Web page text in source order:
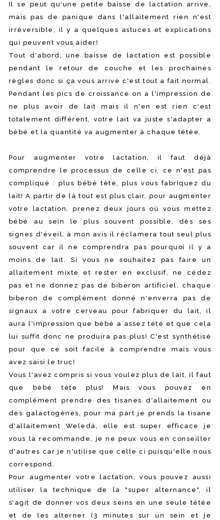
Il se peut qu'une petite baisse de lactation arrive,
mais pas de panique dans l'allaitement rien n'est
irréversible, il y a quelques astuces et explications
qui peuvent vous aider!
Tout d'abord, une baisse de lactation est possible
pendant le retour de couche et les prochaines
règles donc si ça vous arrive c'est tout a fait normal.
Pendant les pics de croissance on a l'impression de
ne plus avoir de lait mais il n'en est rien c'est
totalement différent, votre lait va juste s'adapter a
bébé et la quantité va augmenter à chaque tétée.
Pour augmenter votre lactation, il faut déjà
comprendre le processus de celle ci, ce n'est pas
compliqué : plus bébé tète, plus vous fabriquez du
lait! A partir de là tout est plus clair, pour augmenter
votre lactation, prenez deux jours où vous mettez
bébé au sein le plus souvent possible, dès ses
signes d'éveil, à mon avis il réclamera tout seul plus
souvent car il ne comprendra pas pourquoi il y a
moins de lait. Si vous ne souhaitez pas faire un
allaitement mixte et rester en exclusif, ne cédez
pas et ne donnez pas de biberon artificiel, chaque
biberon de complément donné n'enverra pas de
signaux a votre cerveau pour fabriquer du lait, il
aura l'impression que bébé a assez tété et que cela
lui suffit donc ne produira pas plus! C'est synthétisé
pour que ce soit facile à comprendre mais vous
avez saisi le truc!
Vous l'avez compris si vous voulez plus de lait, il faut
que bébé tète plus! Mais vous pouvez en
complément prendre des tisanes d'allaitement ou
des galactogènes, pour ma part je prends la tisane
d'allaitement Weleda, elle est super efficace je
vous la recommande, je ne peux vous en conseiller
d'autres car je n'utilise que celle ci puisqu'elle nous
correspond.
Pour augmenter votre lactation, vous pouvez aussi
utiliser la technique de la "super alternance", il
s'agit de donner vos deux seins en une seule tétée
et de les alterner (3 minutes sur un sein et je